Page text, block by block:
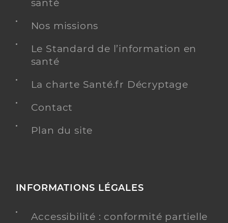
santé
Nos missions
Le Standard de l’information en
santé
La charte Santé.fr Décryptage
Contact
Plan du site
INFORMATIONS LÉGALES
Accessibilité : conformité partielle